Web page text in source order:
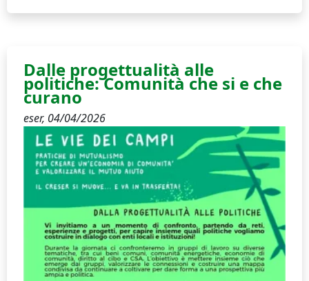
Dalle progettualità alle
politiche: Comunità che si e che
curano
eser, 04/04/2026